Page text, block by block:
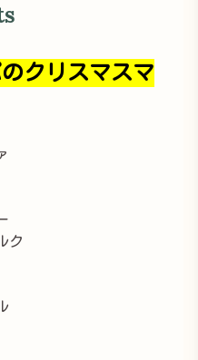
クリスマスマ
ク